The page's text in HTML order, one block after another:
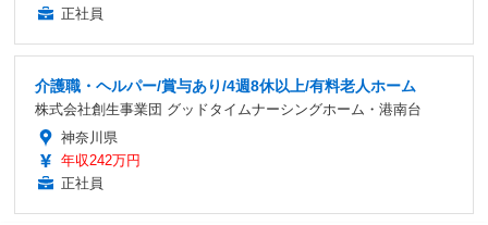
正社員
介護職・ヘルパー/賞与あり/4週8休以上/有料老人ホーム
株式会社創生事業団 グッドタイムナーシングホーム・港南台
神奈川県
年収242万円
正社員